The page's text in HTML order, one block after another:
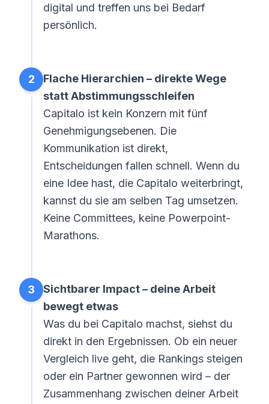
digital und treffen uns bei Bedarf
persönlich.
2
Flache Hierarchien – direkte Wege
statt Abstimmungsschleifen
Capitalo ist kein Konzern mit fünf
Genehmigungsebenen. Die
Kommunikation ist direkt,
Entscheidungen fallen schnell. Wenn du
eine Idee hast, die Capitalo weiterbringt,
kannst du sie am selben Tag umsetzen.
Keine Committees, keine Powerpoint-
Marathons.
3
Sichtbarer Impact – deine Arbeit
bewegt etwas
Was du bei Capitalo machst, siehst du
direkt in den Ergebnissen. Ob ein neuer
Vergleich live geht, die Rankings steigen
oder ein Partner gewonnen wird – der
Zusammenhang zwischen deiner Arbeit